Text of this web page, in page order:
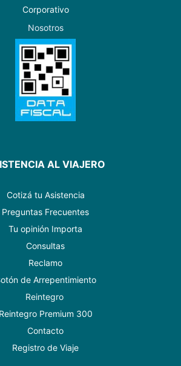
Corporativo
Nosotros
AL VIAJERO
Cotizá tu Asistencia
Preguntas Frecuentes
Tu opinión Importa
Consultas
Reclamo
de Arrepentimiento
Reintegro
Reintegro Premium 300
Contacto
Registro de Viaje